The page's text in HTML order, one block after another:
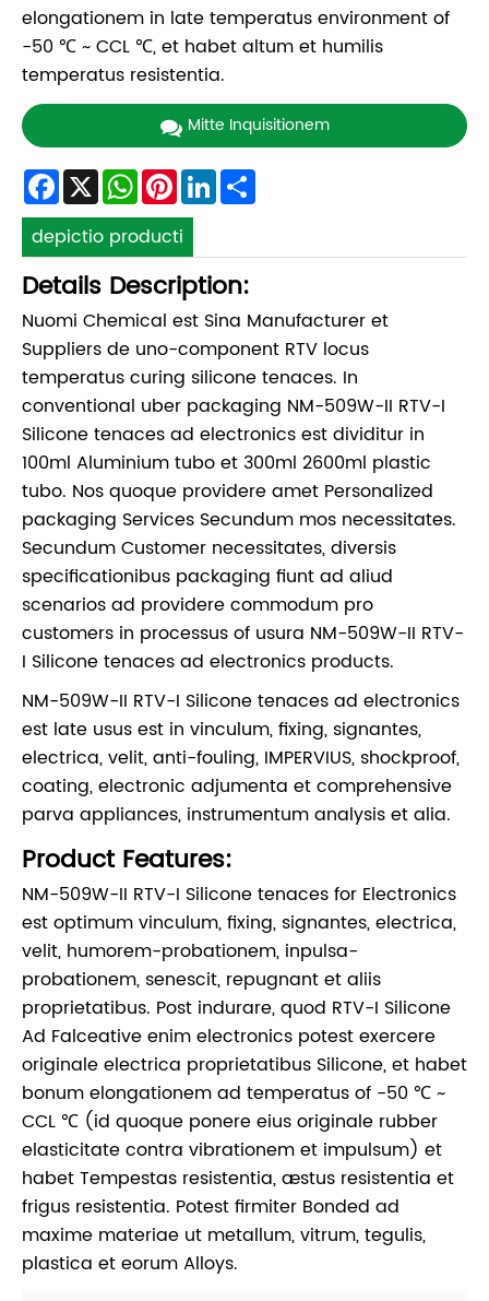
elongationem in late temperatus environment of
-50 ℃ ~ CCL ℃, et habet altum et humilis
temperatus resistentia.
Mitte Inquisitionem
Facebook
X WhatsApp
Pinterest
LinkedIn
depictio producti
Details Description:
Nuomi Chemical est Sina Manufacturer et
Suppliers de uno-component RTV locus
temperatus curing silicone tenaces. In
conventional uber packaging NM-509W-II RTV-I
Silicone tenaces ad electronics est dividitur in
100ml Aluminium tubo et 300ml 2600ml plastic
tubo. Nos quoque providere amet Personalized
packaging Services Secundum mos necessitates.
Secundum Customer necessitates, diversis
specificationibus packaging fiunt ad aliud
scenarios ad providere commodum pro
customers in processus of usura NM-509W-II RTV-
I Silicone tenaces ad electronics products.
NM-509W-II RTV-I Silicone tenaces ad electronics
est late usus est in vinculum, fixing, signantes,
electrica, velit, anti-fouling, IMPERVIUS, shockproof,
coating, electronic adjumenta et comprehensive
parva appliances, instrumentum analysis et alia.
Product Features:
NM-509W-II RTV-I Silicone tenaces for Electronics
est optimum vinculum, fixing, signantes, electrica,
velit, humorem-probationem, inpulsa-
probationem, senescit, repugnant et aliis
proprietatibus. Post indurare, quod RTV-I Silicone
Ad Falceative enim electronics potest exercere
originale electrica proprietatibus Silicone, et habet
bonum elongationem ad temperatus of -50 ℃ ~
CCL ℃ (id quoque ponere eius originale rubber
elasticitate contra vibrationem et impulsum) et
habet Tempestas resistentia, æstus resistentia et
frigus resistentia. Potest firmiter Bonded ad
maxime materiae ut metallum, vitrum, tegulis,
plastica et eorum Alloys.